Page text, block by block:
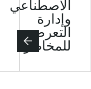
الاصطناعي
وإدارة
التعرض
للمخاطر